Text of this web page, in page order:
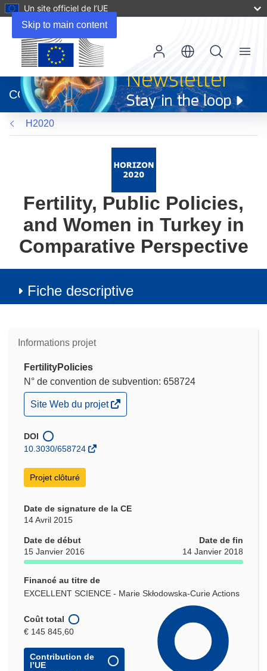
Skip to main content
Un site officiel de l’UE
dans
une
nouvelle
fenêtre)
CORDIS
Menu
H2020
Fertility, Public Policies,
and Women in Turkey in
Comparative Perspective
Fiche descriptive
Informations projet
FertilityPolicies
N° de convention de subvention: 658724
(s’ouvre
dans
nouvelle
fenêtre)
Site Web du projet
DOI
10.3030/658724
Projet clôturé
Date de signature de la CE
14 Avril 2015
Date de début
15 Janvier 2016
Date de fin
14 Janvier 2018
Financé au titre de
EXCELLENT SCIENCE - Marie Skłodowska-Curie Actions
Coût total
€ 145 845,60
Contribution de
l’UE